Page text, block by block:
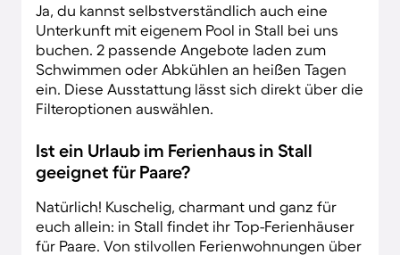
Ja, du kannst selbstverständlich auch eine
Unterkunft mit eigenem Pool in Stall bei uns
buchen. 2 passende Angebote laden zum
Schwimmen oder Abkühlen an heißen Tagen
ein. Diese Ausstattung lässt sich direkt über die
Filteroptionen auswählen.
Ist ein Urlaub im Ferienhaus in Stall
geeignet für Paare?
Natürlich! Kuschelig, charmant und ganz für
euch allein: in Stall findet ihr Top-Ferienhäuser
für Paare. Von stilvollen Ferienwohnungen über